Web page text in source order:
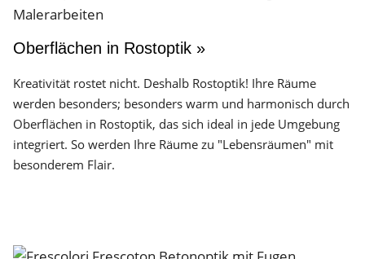
Oberflächen in Rostoptik »
Kreativität rostet nicht. Deshalb Rostoptik! Ihre Räume
werden besonders; besonders warm und harmonisch durch
Oberflächen in Rostoptik, das sich ideal in jede Umgebung
integriert. So werden Ihre Räume zu "Lebensräumen" mit
besonderem Flair.